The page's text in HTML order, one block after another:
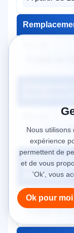
À partir de
défectueuse
À partir de
Nous utilisons
expérience
permettent de
et de vous
'Ok', vous
Ok pour moi